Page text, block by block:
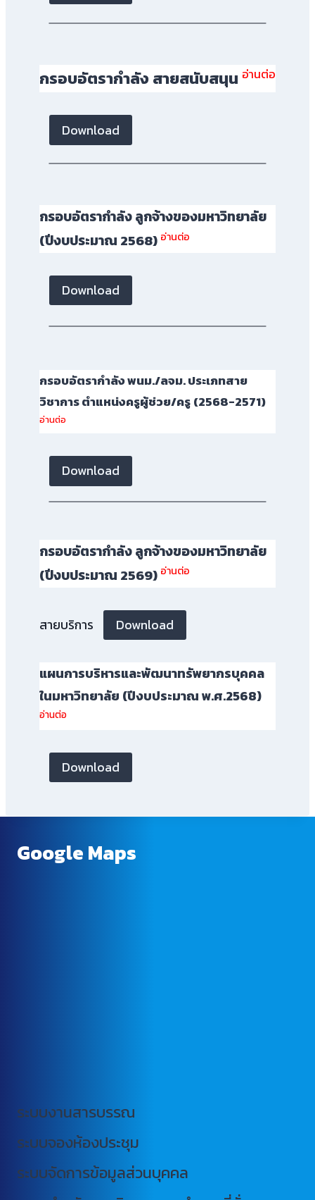
กรอบอัตรากำลัง สายสนับสนุน อ่านต่อ
Download
กรอบอัตรากำลัง ลูกจ้างของมหาวิทยาลัย
(ปีงบประมาณ 2568) อ่านต่อ
Download
กรอบอัตรากำลัง พนม./ลจม. ประเภทสาย
วิชาการ ตำแหน่งครูผู้ช่วย/ครู(2568-2571)
อ่านต่อ
Download
กรอบอัตรากำลัง ลูกจ้างของมหาวิทยาลัย
(ปีงบประมาณ 2569) อ่านต่อ
สายบริการ Download
แผนการบริหารและพัฒนาทรัพยากรบุคคล
ในมหาวิทยาลัย (ปีงบประมาณ พ.ศ.2568)
อ่านต่อ
Download
Google Maps
ระบบงานสารบรรณ
ระบบจองห้องประชุม
ระบบจัดการข้อมูลส่วนบุคคล